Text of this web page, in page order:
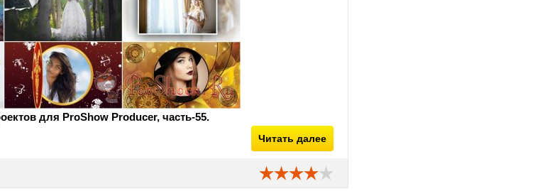
для ProShow Producer, часть-55.
Читать далее